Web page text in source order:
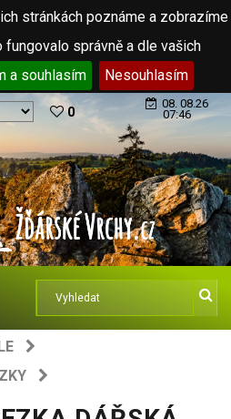
stránkách poznáme a zobrazíme
fungovalo správně a dle vašich
a souhlasím Nesouhlasím
0
08. 08.26
07:46